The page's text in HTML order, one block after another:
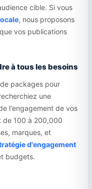
cible. Si vous
, nous proposons
vos publications
à tous les besoins
packages pour
une
l'engagement de vos
de 100 à 200,000
marques, et
d'engagement
budgets.